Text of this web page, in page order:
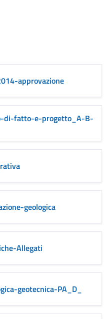
approvazione
di-fatto-e-progetto_A-B-
geologica
Allegati
geotecnica-PA_D_